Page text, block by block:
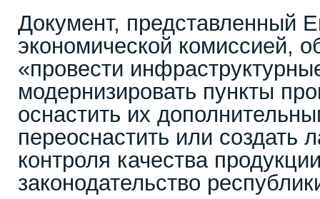
Документ, представленный
экономической комиссией,
«провести
модернизировать пункты
оснастить их
переоснастить или создать
контроля качества
законодательство